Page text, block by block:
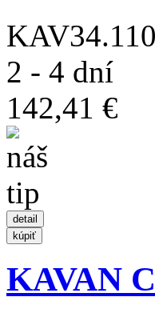
2 - 4 dní
142,41 €
KAVAN